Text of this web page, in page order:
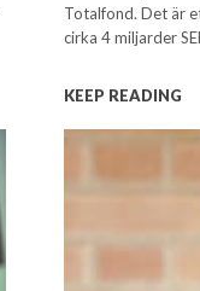
Totalfond. Det är
cirka 4 miljarder
KEEP READING